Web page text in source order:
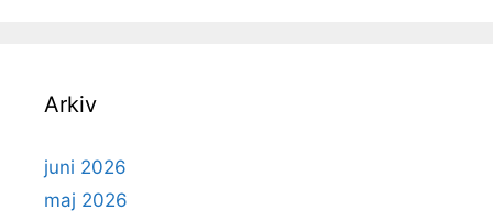
Arkiv
juni 2026
maj 2026